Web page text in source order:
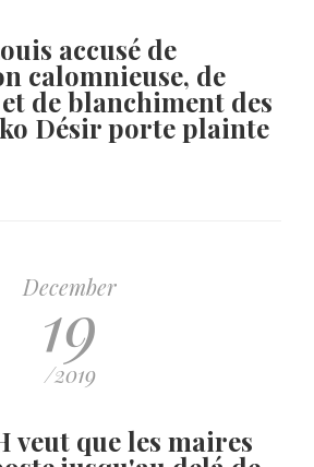
accusé de
calomnieuse, de
de blanchiment des
Désir porte plainte
December
19
/2019
veut que les maires